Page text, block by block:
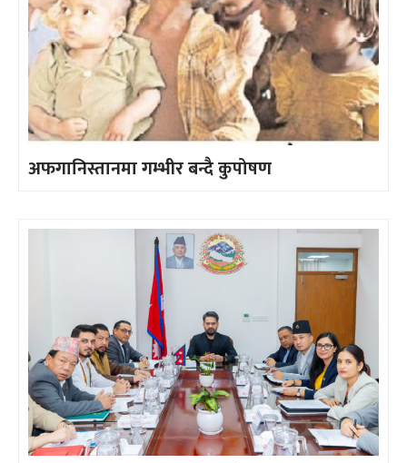
अफगानिस्तानमा गम्भीर बन्दै कुपोषण